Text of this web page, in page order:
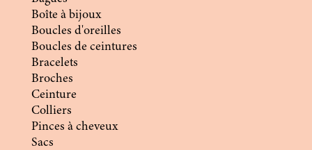
Boîte à bijoux
Boucles d'oreilles
Boucles de ceintures
Bracelets
Broches
Ceinture
Colliers
Pinces à cheveux
Sacs